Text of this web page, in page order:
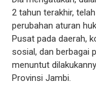
2 tahun terakhir,
perubahan aturan
Pusat pada daerah,
sosial, dan berbagai
menuntut
Provinsi Jambi.